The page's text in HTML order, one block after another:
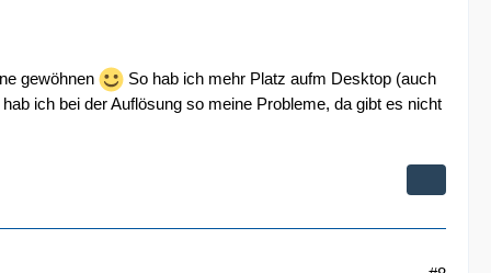
gewöhnen
So hab ich mehr Platz aufm Desktop (auch
ich bei der Auflösung so meine Probleme, da gibt es nicht